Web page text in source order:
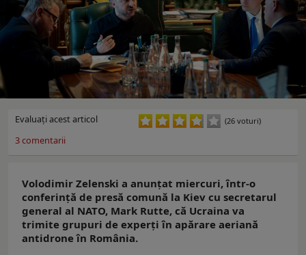
Evaluaţi acest articol (26 voturi)
3comentarii
Volodimir Zelenski a anunțat miercuri, într-o
conferință de presă comună la Kiev cu secretarul
general al NATO, Mark Rutte, că Ucraina va
trimite grupuri de experți în apărare aeriană
antidrone în România.